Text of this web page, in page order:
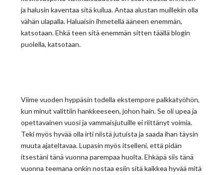
ja halusin kaventaa sitä kuilua. Antaa alustan muillekin olla
vähän ulapalla. Haluaisin ihmetellä ääneen enemmän,
katsotaan. Ehkä teen sitä enemmän sitten täällä blogin
puolella, katsotaan.
Viime vuoden hyppäsin todella ekstempore palkkatyöhön,
kun minut valittiin hankkeeseen, johon hain. Se oli upea ja
opettavainen vuosi ja vammaisjutuille ei riittänyt voimia.
Teki myös hyvää olla irti niistä jutuista ja saada ihan täysin
muuta ajateltavaa. Lupasin myös itselleni, että pidän
itsestäni tänä vuonna parempaa huolta. Ehkäpä siis tänä
vuonna teemana onkin nostaa esiin sitä kaikkea hyvää mitä